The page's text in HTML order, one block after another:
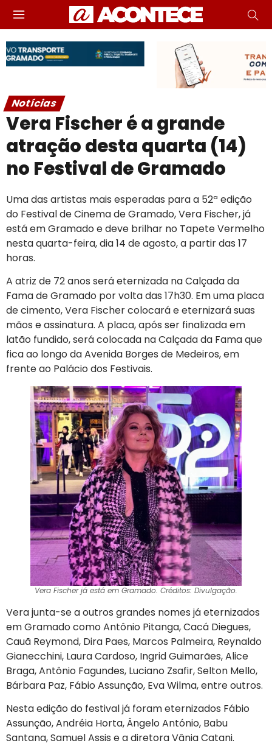
Notícias
Vera Fischer é a grande
atração desta quarta (14)
no Festival de Gramado
Uma das artistas mais esperadas para a 52ª edição
do Festival de Cinema de Gramado, Vera Fischer, já
está em Gramado e deve brilhar no Tapete Vermelho
nesta quarta-feira, dia 14 de agosto, a partir das 17
horas.
A atriz de 72 anos será eternizada na Calçada da
Fama de Gramado por volta das 17h30. Em uma placa
de cimento, Vera Fischer colocará e eternizará suas
mãos e assinatura. A placa, após ser finalizada em
latão fundido, será colocada na Calçada da Fama que
fica ao longo da Avenida Borges de Medeiros, em
frente ao Palácio dos Festivais.
Vera Fischer já está em Gramado. Créditos: Divulgação.
Vera junta-se a outros grandes nomes já eternizados
em Gramado como Antônio Pitanga, Cacá Diegues,
Cauã Reymond, Dira Paes, Marcos Palmeira, Reynaldo
Gianecchini, Laura Cardoso, Ingrid Guimarães, Alice
Braga, Antônio Fagundes, Luciano Zsafir, Selton Mello,
Bárbara Paz, Fábio Assunção, Eva Wilma, entre outros.
Nesta edição do festival já foram eternizados Fábio
Assunção, Andréia Horta, Ângelo António, Babu
Santana, Samuel Assis e a diretora Vânia Catani.